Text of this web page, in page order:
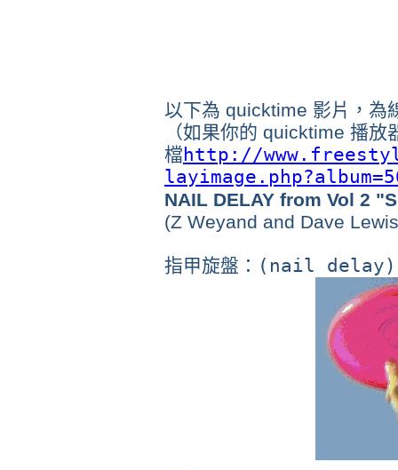
以下為 quicktime 影片，為
（如果你的 quicktime 播
檔http://
NAIL DELAY from Vol 2
(Z Weyand and Dave
指甲旋盤：(nail delay)